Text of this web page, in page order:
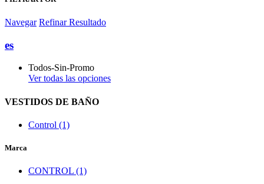
Navegar Refinar Resultado
es
Todos-Sin-Promo
Ver todas las opciones
VESTIDOS DE BAÑO
Control (1)
Marca
CONTROL (1)